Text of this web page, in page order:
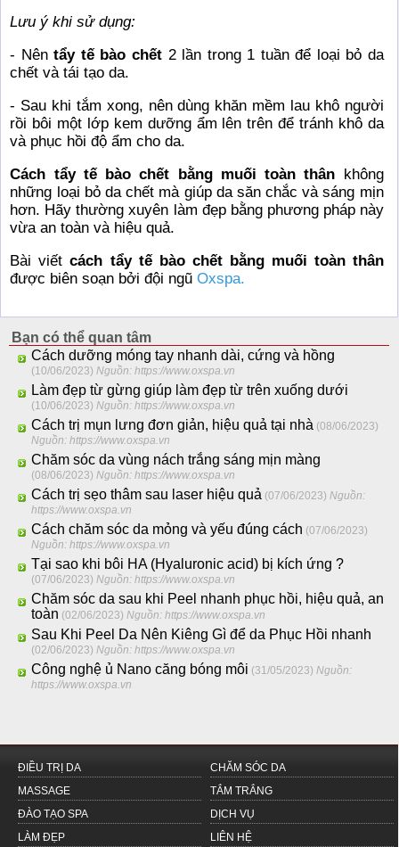
Lưu ý khi sử dụng:
- Nêntẩy tế bào chết 2 lần trong 1 tuần để loại bỏ da
chết và tái tạo da.
- Sau khi tắm xong, nên dùng khăn mềm lau khô người
rồi bôi một lớp kem dưỡng ẩm lên trên để tránh khô da
và phục hồi độ ẩm cho da.
Cách tẩy tế bào chết bằng muối toàn thân
không
những loại bỏ da chết mà giúp da săn chắc và sáng mịn
hơn. Hãy thường xuyên làm đẹp bằng phương pháp này
vừa an toàn và hiệu quả.
Bài viếtcách tẩy tế bào chết bằng muối toàn thân
được biên soạn bởi đội ngũ Oxspa.
Bạn có thể quan tâm
Cách dưỡng móng tay nhanh dài, cứng và hồng
(10/06/2023)Nguồn: https://www.oxspa.vn
Làm đẹp từ gừng giúp làm đẹp từ trên xuống dưới
(10/06/2023)Nguồn: https://www.oxspa.vn
Cách trị mụn lưng đơn giản, hiệu quả tại nhà (08/06/2023)
Nguồn: https://www.oxspa.vn
Chăm sóc da vùng nách trắng sáng mịn màng
(08/06/2023)Nguồn: https://www.oxspa.vn
Cách trị sẹo thâm sau laser hiệu quả (07/06/2023)Nguồn:
https://www.oxspa.vn
Cách chăm sóc da mỏng và yếu đúng cách (07/06/2023)
Nguồn: https://www.oxspa.vn
Tại sao khi bôi HA (Hyaluronic acid) bị kích ứng ?
(07/06/2023)Nguồn: https://www.oxspa.vn
Chăm sóc da sau khi Peel nhanh phục hồi, hiệu quả, an
toàn (02/06/2023)Nguồn: https://www.oxspa.vn
Sau Khi Peel Da Nên Kiêng Gì để da Phục Hồi nhanh
(02/06/2023)Nguồn: https://www.oxspa.vn
Công nghệ ủ Nano căng bóng môi (31/05/2023)Nguồn:
https://www.oxspa.vn
ĐIỀU TRỊ DA
CHĂM SÓC DA
MASSAGE
TẮM TRẮNG
ĐÀO TẠO SPA
DỊCH VỤ
LÀM ĐẸP
LIÊN HỆ